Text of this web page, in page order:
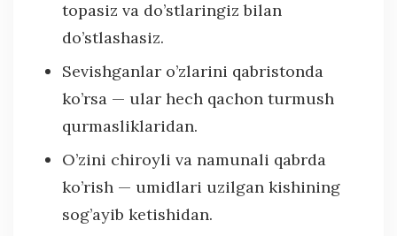
topasiz va do’stlaringiz bilan
do’stlashasiz.
Sevishganlar o’zlarini qabristonda
ko’rsa — ular hech qachon turmush
qurmasliklaridan.
O’zini chiroyli va namunali qabrda
ko’rish — umidlari uzilgan kishining
sog’ayib ketishidan.